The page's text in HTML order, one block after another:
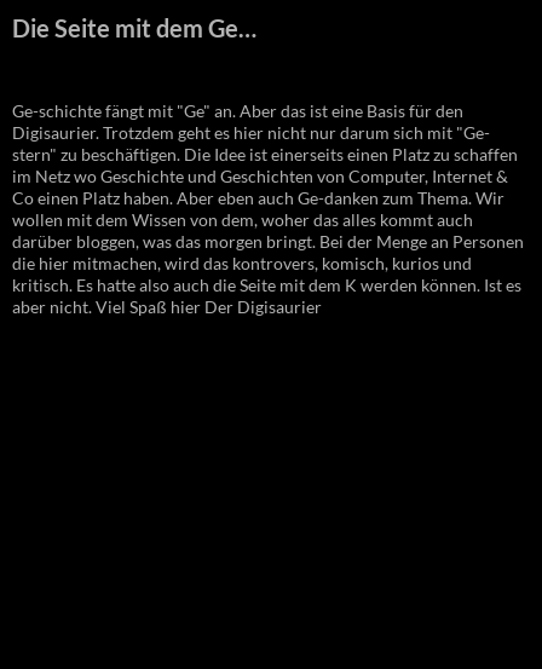
Die Seite mit dem Ge…
Ge-schichte fängt mit "Ge" an. Aber das ist eine Basis für den
Digisaurier. Trotzdem geht es hier nicht nur darum sich mit "Ge-
stern" zu beschäftigen. Die Idee ist einerseits einen Platz zu schaffen
im Netz wo Geschichte und Geschichten von Computer, Internet &
Co einen Platz haben. Aber eben auch Ge-danken zum Thema. Wir
wollen mit dem Wissen von dem, woher das alles kommt auch
darüber bloggen, was das morgen bringt. Bei der Menge an Personen
die hier mitmachen, wird das kontrovers, komisch, kurios und
kritisch. Es hatte also auch die Seite mit dem K werden können. Ist es
aber nicht. Viel Spaß hier Der Digisaurier